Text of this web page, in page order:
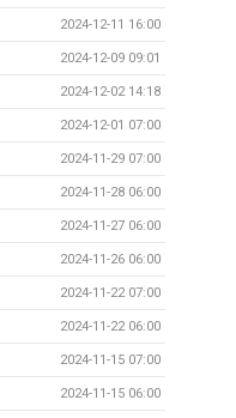
2024-12-11 16:00
2024-12-09 09:01
2024-12-02 14:18
2024-12-01 07:00
2024-11-29 07:00
2024-11-28 06:00
2024-11-27 06:00
2024-11-26 06:00
2024-11-22 07:00
2024-11-22 06:00
2024-11-15 07:00
2024-11-15 06:00